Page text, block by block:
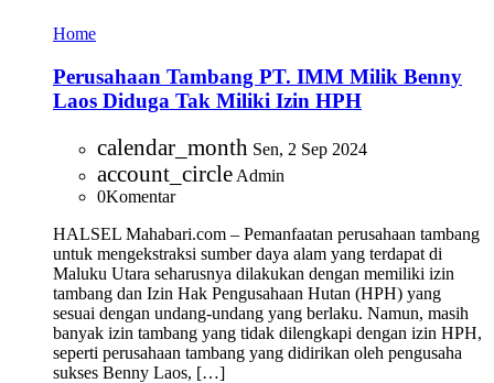
Home
Perusahaan Tambang PT. IMM Milik Benny
Laos Diduga Tak Miliki Izin HPH
calendar_month Sen, 2 Sep 2024
account_circle Admin
0Komentar
HALSEL Mahabari.com – Pemanfaatan perusahaan tambang
untuk mengekstraksi sumber daya alam yang terdapat di
Maluku Utara seharusnya dilakukan dengan memiliki izin
tambang dan Izin Hak Pengusahaan Hutan (HPH) yang
sesuai dengan undang-undang yang berlaku. Namun, masih
banyak izin tambang yang tidak dilengkapi dengan izin HPH,
seperti perusahaan tambang yang didirikan oleh pengusaha
sukses Benny Laos, […]